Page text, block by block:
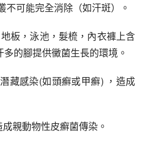
不可能完全消除（如汗斑）。
板，泳池，髮梳，內衣褲上含
的腳提供黴菌生長的環境。
藏感染(如頭癬或甲癬) ，造成
親動物性皮癬菌傳染。